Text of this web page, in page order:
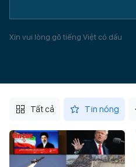
Xin vui lòng gõ tiếng Việt có dấu
Tất cả Tin nóng